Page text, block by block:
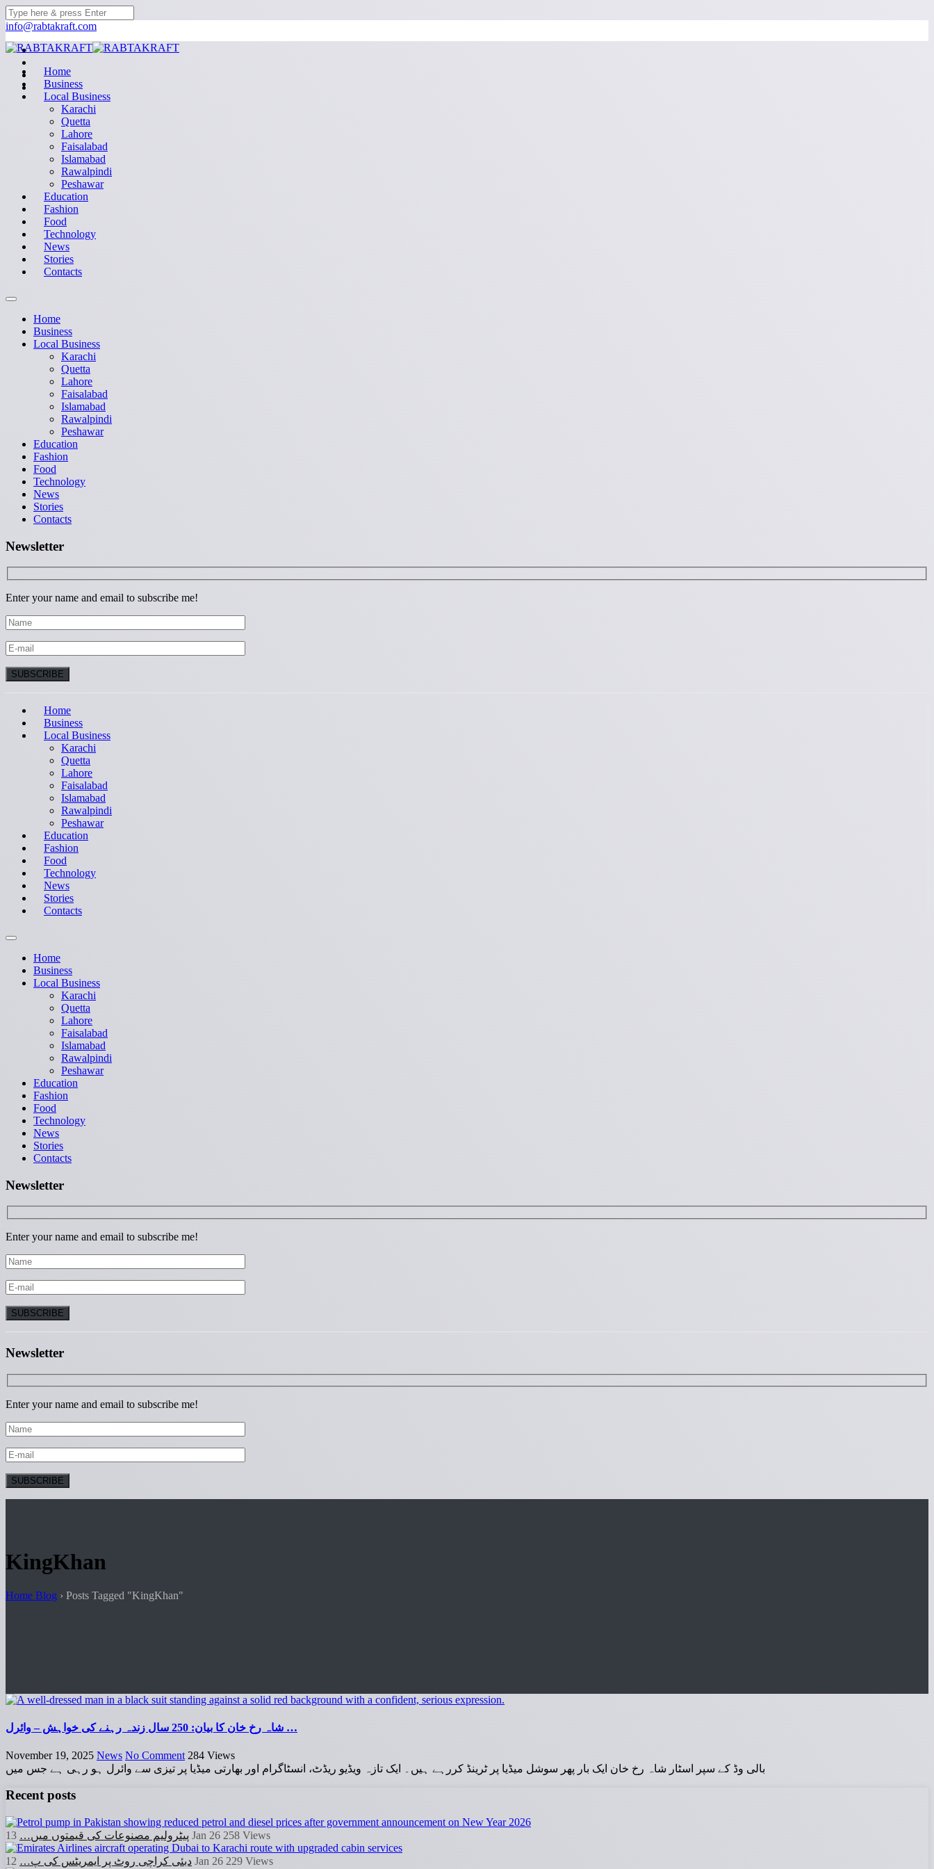
info@rabtakraft.com
Home
Business
Local Business
Karachi
Quetta
Lahore
Faisalabad
Islamabad
Rawalpindi
Peshawar
Education
Fashion
Food
Technology
News
Stories
Contacts
Home
Business
Local Business
Karachi
Quetta
Lahore
Faisalabad
Islamabad
Rawalpindi
Peshawar
Education
Fashion
Food
Technology
News
Stories
Contacts
Newsletter
Enter your name and email to subscribe me!
Home
Business
Local Business
Karachi
Quetta
Lahore
Faisalabad
Islamabad
Rawalpindi
Peshawar
Education
Fashion
Food
Technology
News
Stories
Contacts
Home
Business
Local Business
Karachi
Quetta
Lahore
Faisalabad
Islamabad
Rawalpindi
Peshawar
Education
Fashion
Food
Technology
News
Stories
Contacts
Newsletter
Enter your name and email to subscribe me!
Newsletter
Enter your name and email to subscribe me!
KingKhan
Home Blog › Posts Tagged "KingKhan"
شاہ رخ خان کا بیان: 250 سال زندہ رہنے کی خواہش – وائرل …
November 19, 2025 News No Comment 284 Views
بالی وڈ کے سپر اسٹار شاہ رخ خان ایک بار پھر سوشل میڈیا پر ٹرینڈ کررہے ہیں۔ ایک تازہ ویڈیو ریڈٹ، انسٹاگرام اور بھارتی میڈیا پر تیزی سے وائرل ہو رہی ہے جس میں
Recent posts
پیٹرولیم مصنوعات کی قیمتوں میں… 13 Jan 26 258 Views
دبئی کراچی روٹ پر ایمریٹس کی پ… 12 Jan 26 229 Views